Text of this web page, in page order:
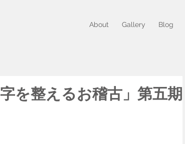
About Gallery Blog
を整えるお稽古」第五期